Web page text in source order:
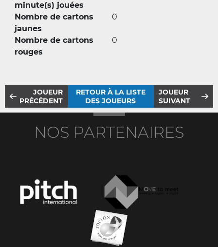
minute(s) jouées
Nombre de cartons
jaunes
0
Nombre de cartons
rouges
0
JOUEUR
PRÉCÉDENT
RETOUR À LA LISTE
DES JOUEURS
JOUEUR
SUIVANT
NOS PARTENAIRES